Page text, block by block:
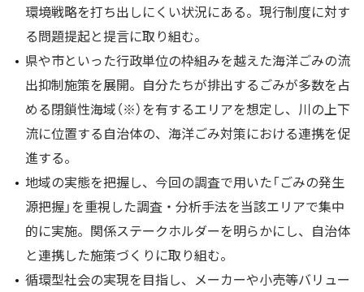
環境戦略を打ち出しにくい状況にある。現行制度に対す
る問題提起と提言に取り組む。
県や市といった行政単位の枠組みを越えた海洋ごみの流
出抑制施策を展開。自分たちが排出するごみが多数を占
める閉鎖性海域（※）を有するエリアを想定し、川の上下
流に位置する自治体の、海洋ごみ対策における連携を促
進する。
地域の実態を把握し、今回の調査で用いた「ごみの発生
源把握」を重視した調査・分析手法を当該エリアで集中
的に実施。関係ステークホルダーを明らかにし、自治体
と連携した施策づくりに取り組む。
循環型社会の実現を目指し、メーカーや小売等バリュー